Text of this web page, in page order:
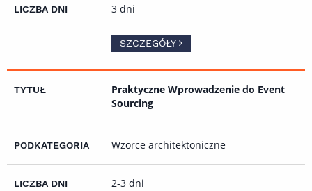
3 dni
SZCZEGÓŁY
Praktyczne Wprowadzenie do Event
Sourcing
Wzorce architektoniczne
2-3 dni